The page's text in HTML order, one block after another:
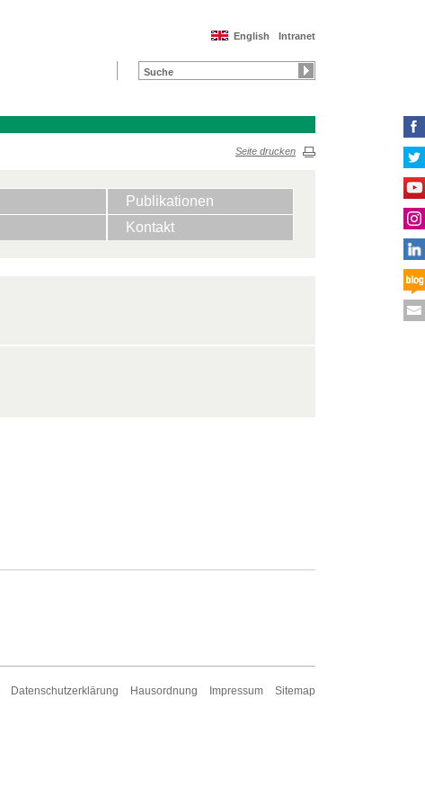
Intranet
English
Seite drucken
Publikationen
Kontakt
Datenschutzerklärung Hausordnung Impressum Sitemap